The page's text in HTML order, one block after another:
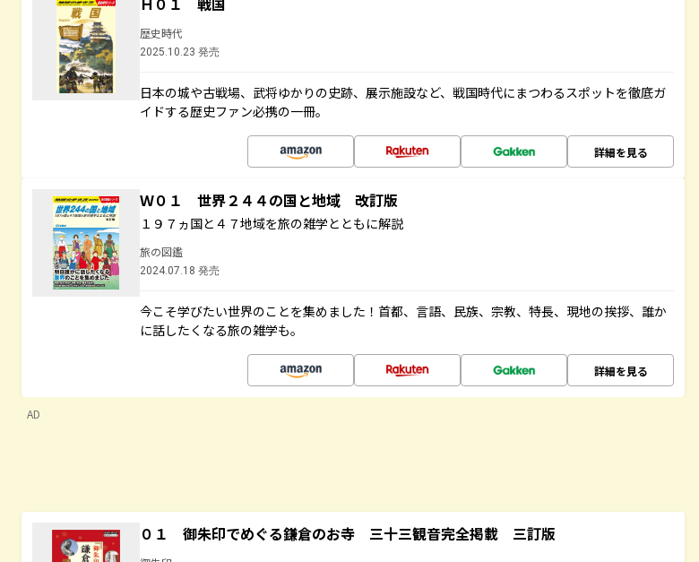
歴史時代
2025.10.23 発売
日本の城や古戦場、武将ゆかりの史跡、展示施設など、戦国時代にまつわるスポットを徹底ガ
イドする歴史ファン必携の一冊。
詳細を見る
Ｗ０１ 世界２４４の国と地域 改訂版
１９７ヵ国と４７地域を旅の雑学とともに解説
旅の図鑑
2024.07.18 発売
今こそ学びたい世界のことを集めました！首都、言語、民族、宗教、特長、現地の挨拶、誰か
に話したくなる旅の雑学も。
詳細を見る
AD
０１ 御朱印でめぐる鎌倉のお寺 三十三観音完全掲載 三訂版